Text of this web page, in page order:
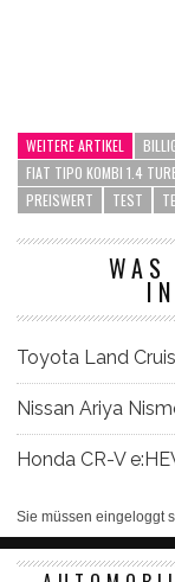
WEITERE ARTIKEL
FIAT TIPO KOMBI 1.4
PREISWERT
TEST
Toyota Land
Nissan Ariya
Honda CR-V
Sie müssen eingeloggt